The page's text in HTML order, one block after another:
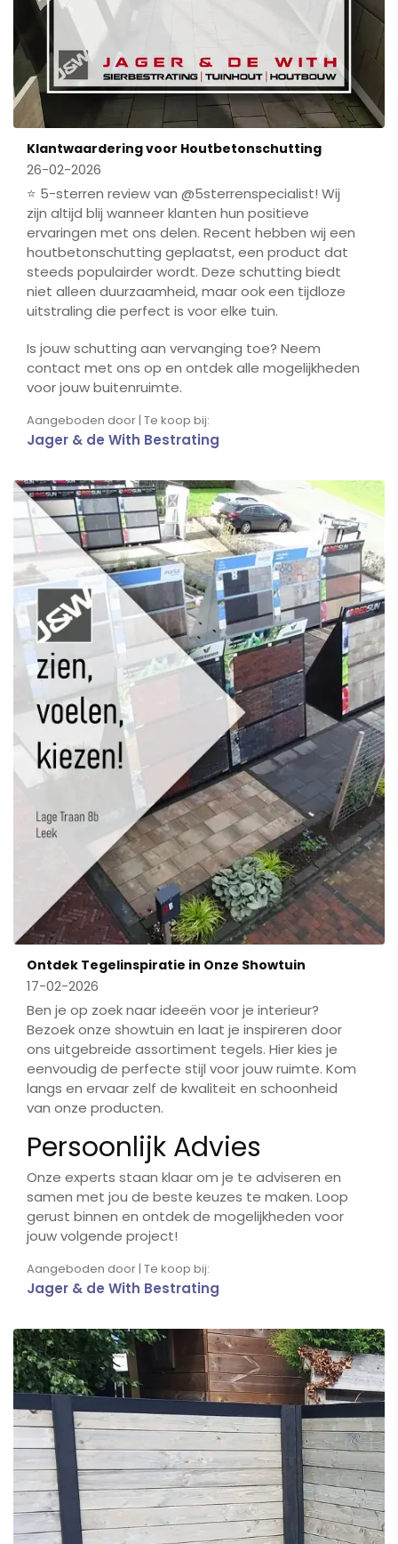
Klantwaardering voor Houtbetonschutting
26-02-2026
⭐ 5-sterren review van @5sterrenspecialist! Wij
zijn altijd blij wanneer klanten hun positieve
ervaringen met ons delen. Recent hebben wij een
houtbetonschutting geplaatst, een product dat
steeds populairder wordt. Deze schutting biedt
niet alleen duurzaamheid, maar ook een tijdloze
uitstraling die perfect is voor elke tuin.
Is jouw schutting aan vervanging toe? Neem
contact met ons op en ontdek alle mogelijkheden
voor jouw buitenruimte.
Aangeboden door | Te koop bij:
Jager & de With Bestrating
Ontdek Tegelinspiratie in Onze Showtuin
17-02-2026
Ben je op zoek naar ideeën voor je interieur?
Bezoek onze showtuin en laat je inspireren door
ons uitgebreide assortiment tegels. Hier kies je
eenvoudig de perfecte stijl voor jouw ruimte. Kom
langs en ervaar zelf de kwaliteit en schoonheid
van onze producten.
Persoonlijk Advies
Onze experts staan klaar om je te adviseren en
samen met jou de beste keuzes te maken. Loop
gerust binnen en ontdek de mogelijkheden voor
jouw volgende project!
Aangeboden door | Te koop bij:
Jager & de With Bestrating